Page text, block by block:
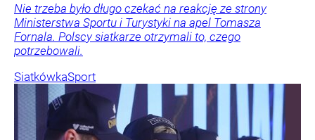
Nie trzeba było długo czekać na reakcję ze strony
Ministerstwa Sportu i Turystyki na apel Tomasza
Fornala. Polscy siatkarze otrzymali to, czego
potrzebowali.
SiatkówkaSport